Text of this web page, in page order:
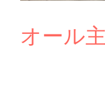
オール